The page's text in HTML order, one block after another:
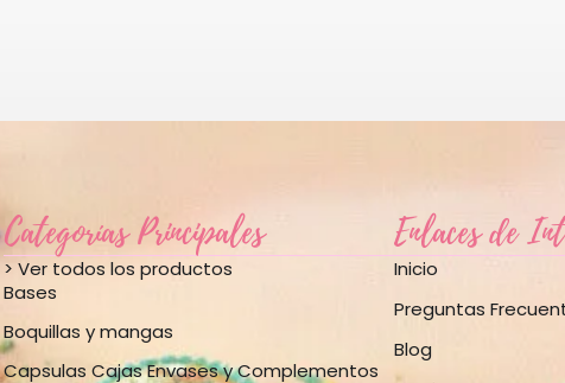
Categorías Principales
> Ver todos los productos
Bases
Boquillas y mangas
Capsulas Cajas Envases y Complementos
Enlaces de
Inicio
Preguntas
Blog